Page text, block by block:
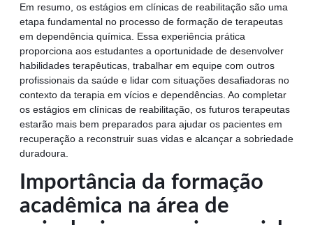
Em resumo, os estágios em clínicas de reabilitação são uma
etapa fundamental no processo de formação de terapeutas
em dependência química. Essa experiência prática
proporciona aos estudantes a oportunidade de desenvolver
habilidades terapêuticas, trabalhar em equipe com outros
profissionais da saúde e lidar com situações desafiadoras no
contexto da terapia em vícios e dependências. Ao completar
os estágios em clínicas de reabilitação, os futuros terapeutas
estarão mais bem preparados para ajudar os pacientes em
recuperação a reconstruir suas vidas e alcançar a sobriedade
duradoura.
Importância da formação
acadêmica na área de